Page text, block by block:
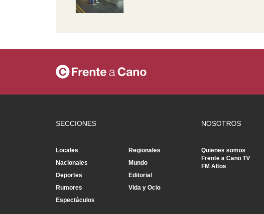
SECCIONES
Locales
Regionales
Nacionales
Mundo
Deportes
Editorial
Rumores
Vida y Ocio
Espectáculos
NOSOTROS
Quienes somos
Frente a Cano TV
FM Altos